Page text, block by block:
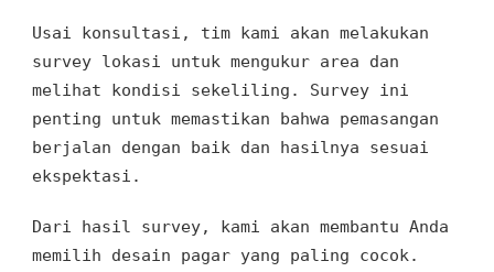
Usai konsultasi, tim kami akan melakukan
survey lokasi untuk mengukur area dan
melihat kondisi sekeliling. Survey ini
penting untuk memastikan bahwa pemasangan
berjalan dengan baik dan hasilnya sesuai
ekspektasi.
Dari hasil survey, kami akan membantu Anda
memilih desain pagar yang paling cocok.